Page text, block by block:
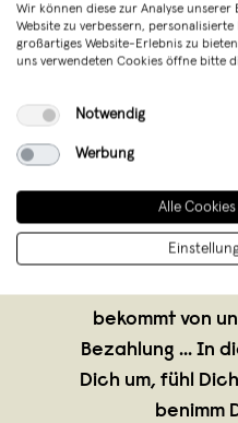
verkauft seit
Freunde, wer
könnte noch
bekommt von
Bezahlung ... In
Dich um, fühl
benimm
Wir können diese zur Analyse
Website zu verbessern,
großartiges Website-Erlebnis zu
uns verwendeten Cookies öffne bitte
Notwendig
Werbung
Alle